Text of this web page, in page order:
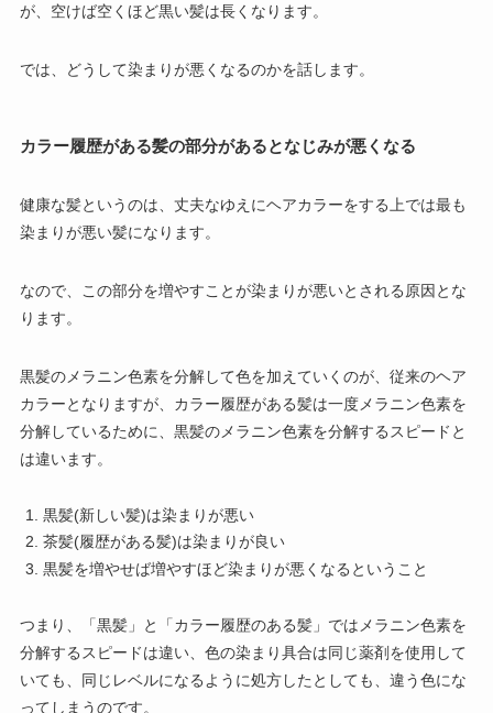
が、空けば空くほど黒い髪は長くなります。
では、どうして染まりが悪くなるのかを話します。
カラー履歴がある髪の部分があるとなじみが悪くなる
健康な髪というのは、丈夫なゆえにヘアカラーをする上では最も
染まりが悪い髪になります。
なので、 この部分を増やすことが染まりが悪いとされる原因 とな
ります。
黒髪のメラニン色素を分解して色を加えていくのが、従来のヘア
カラーとなりますが、カラー履歴がある髪は一度メラニン色素を
分解しているために、黒髪のメラニン色素を分解するスピードと
は違います。
黒髪(新しい髪)は染まりが悪い
茶髪(履歴がある髪)は染まりが良い
黒髪を増やせば増やすほど染まりが悪くなるということ
つまり、「黒髪」と「カラー履歴のある髪」ではメラニン色素を
分解するスピードは違い、色の染まり具合は同じ薬剤を使用して
いても、同じレベルになるように処方したとしても、違う色にな
ってしまうのです。